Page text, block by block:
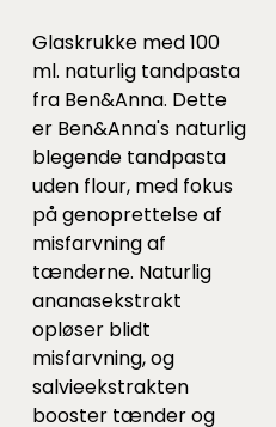
Glaskrukke med 100
ml. naturlig tandpasta
fra Ben&Anna. Dette
er Ben&Anna's naturlig
blegende tandpasta
uden flour, med fokus
på genoprettelse af
misfarvning af
tænderne. Naturlig
ananasekstrakt
opløser blidt
misfarvning, og
salvieekstrakten
booster tænder og